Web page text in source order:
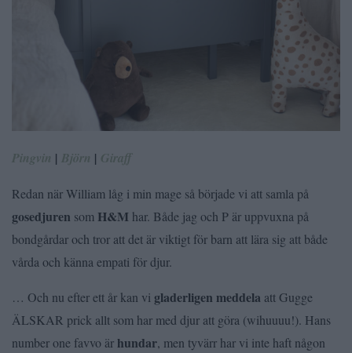
Pingvin | Björn | Giraff
Redan när William låg i min mage så började vi att samla på
gosedjuren som H&M har. Både jag och P är uppvuxna på
bondgårdar och tror att det är viktigt för barn att lära sig att både
vårda och känna empati för djur.
… Och nu efter ett år kan vi gladerligen meddela att Gugge
ÄLSKAR prick allt som har med djur att göra (wihuuuu!). Hans
number one favvo är hundar, men tyvärr har vi inte haft någon